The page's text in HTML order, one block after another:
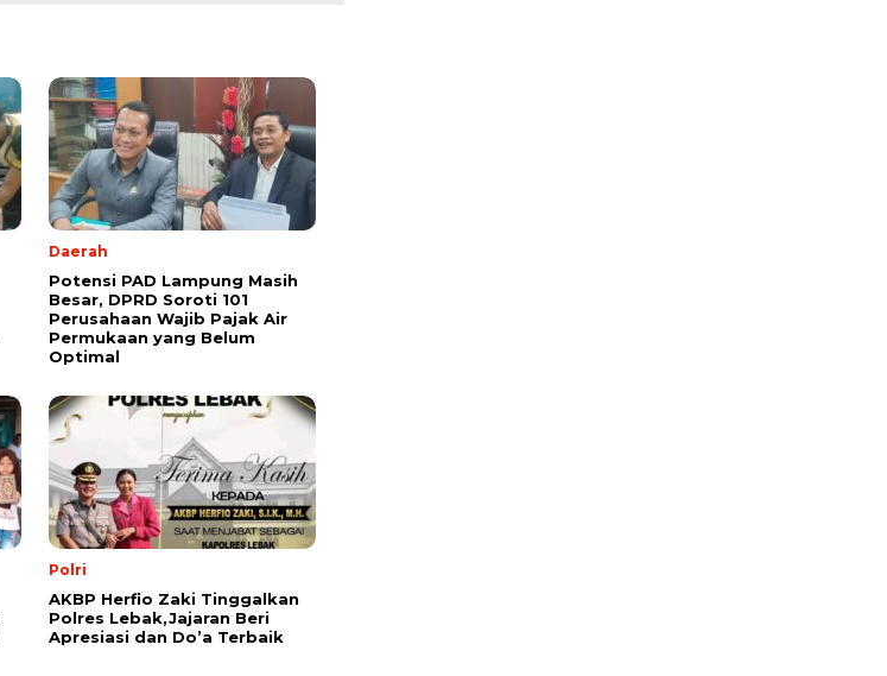
Daerah
Potensi PAD Lampung Masih
Besar, DPRD Soroti 101
Perusahaan Wajib Pajak Air
Permukaan yang Belum
Optimal
Polri
AKBP Herfio Zaki Tinggalkan
Polres Lebak,Jajaran Beri
Apresiasi dan Do’a Terbaik